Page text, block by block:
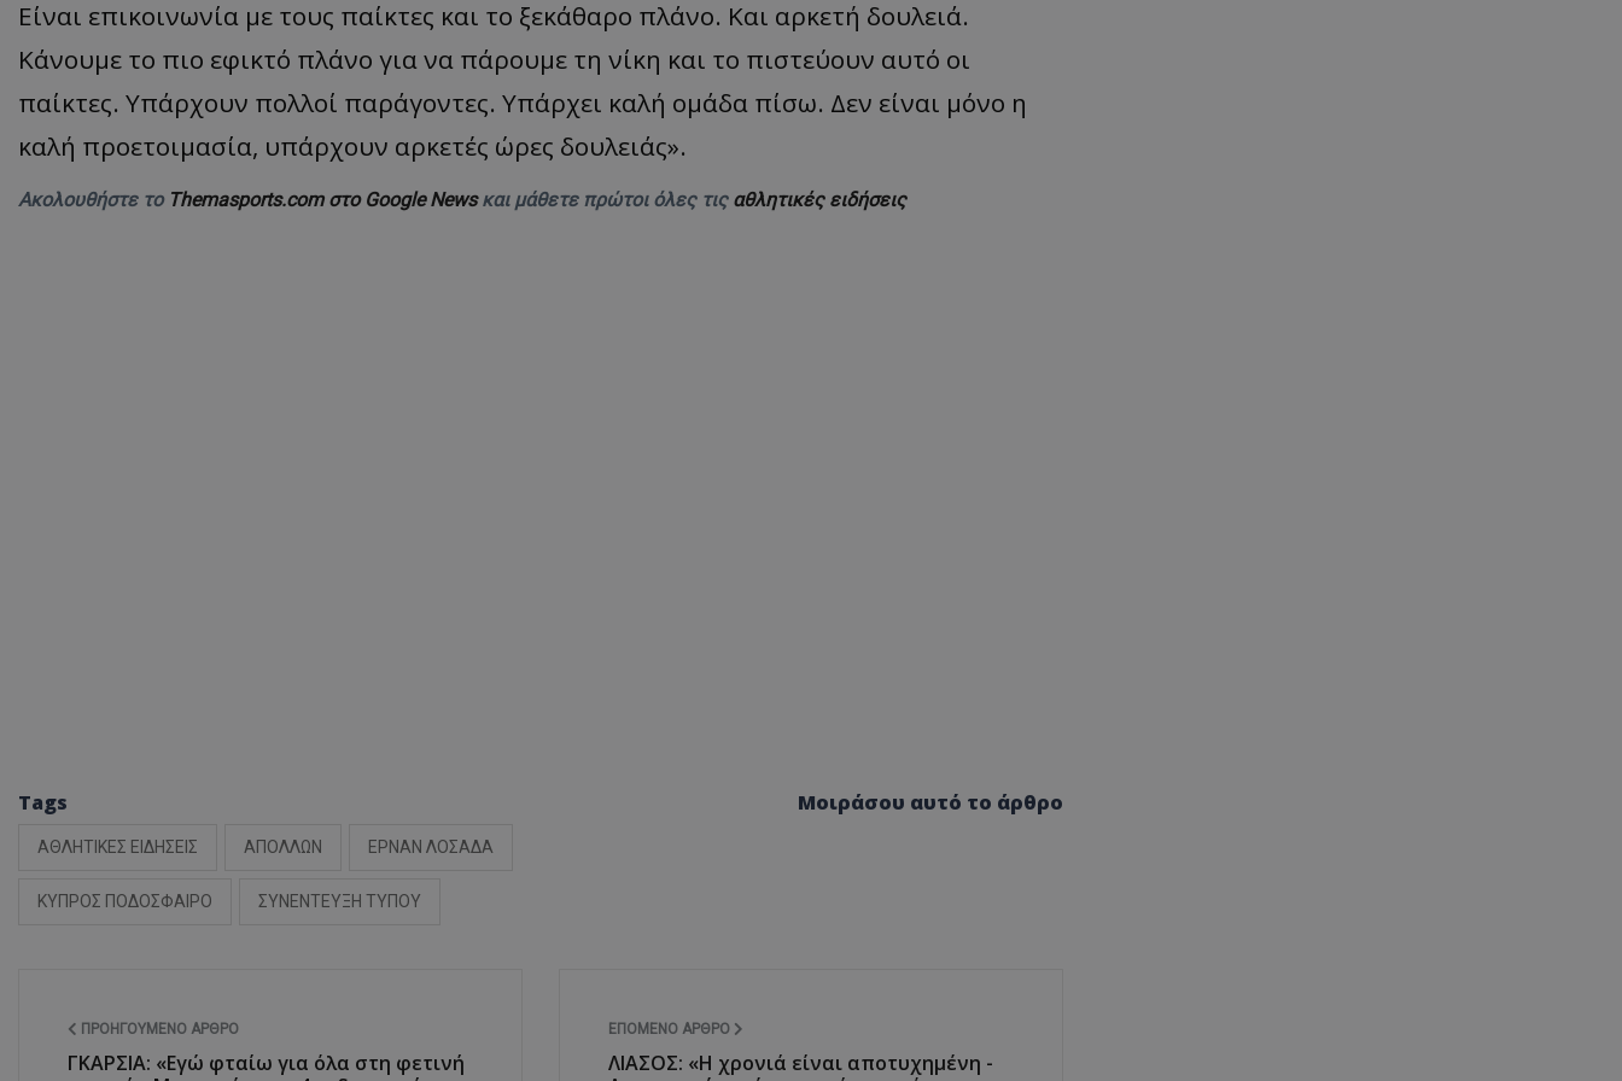
Είναι επικοινωνία με τους παίκτες και το ξεκάθαρο πλάνο. Και αρκετή δουλειά.
Κάνουμε το πιο εφικτό πλάνο για να πάρουμε τη νίκη και το πιστεύουν αυτό οι
παίκτες. Υπάρχουν πολλοί παράγοντες. Υπάρχει καλή ομάδα πίσω. Δεν είναι μόνο η
καλή προετοιμασία, υπάρχουν αρκετές ώρες δουλειάς».
Ακολουθήστε το Themasports.com στο Google Newsκαι μάθετε πρώτοι όλες τις αθλητικές ειδήσεις
Tags
ΑΘΛΗΤΙΚΕΣ ΕΙΔΗΣΕΙΣ ΑΠΟΛΛΩΝ ΕΡΝΑΝ ΛΟΣΑΔΑ
ΚΥΠΡΟΣ ΠΟΔΟΣΦΑΙΡΟ ΣΥΝΕΝΤΕΥΞΗ ΤΥΠΟΥ
Μοιράσου αυτό το άρθρο
ΠΡΟΗΓΟΎΜΕΝΟ ΆΡΘΡΟ
ΓΚΑΡΣΙΑ: «Εγώ φταίω για όλα στη φετινή
ΕΠΌΜΕΝΟ ΆΡΘΡΟ
ΛΙΑΣΟΣ: «Η χρονιά είναι αποτυχημένη -